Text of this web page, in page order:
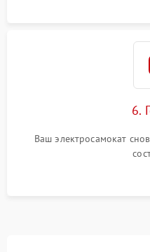
6.
Ваш электросамокат